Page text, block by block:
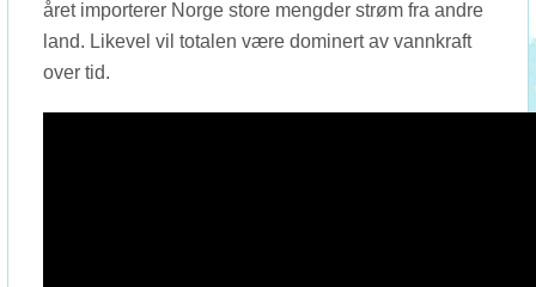
året importerer Norge store mengder strøm fra andre
land. Likevel vil totalen være dominert av vannkraft
over tid.